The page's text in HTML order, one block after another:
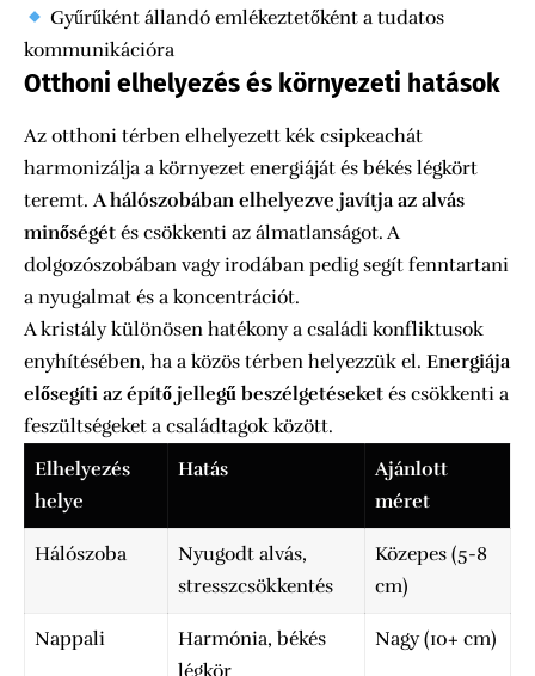
Gyűrűként állandó emlékeztetőként a tudatos
kommunikációra
Otthoni elhelyezés és környezeti hatások
Az otthoni térben elhelyezett kék csipkeachát
harmonizálja a környezet energiáját és békés légkört
teremt. A hálószobában elhelyezve javítja az alvás
minőségét és csökkenti az álmatlanságot. A
dolgozószobában vagy irodában pedig segít fenntartani
a nyugalmat és a koncentrációt.
A kristály különösen hatékony a családi konfliktusok
enyhítésében, ha a közös térben helyezzük el. Energiája
elősegíti az építő jellegű beszélgetéseket és csökkenti a
feszültségeket a családtagok között.
Elhelyezés
helye
Hatás
Ajánlott
méret
Hálószoba
Nyugodt alvás,
stresszcsökkentés
Közepes (5-8
cm)
Nappali
Harmónia, békés
Nagy (10+ cm)